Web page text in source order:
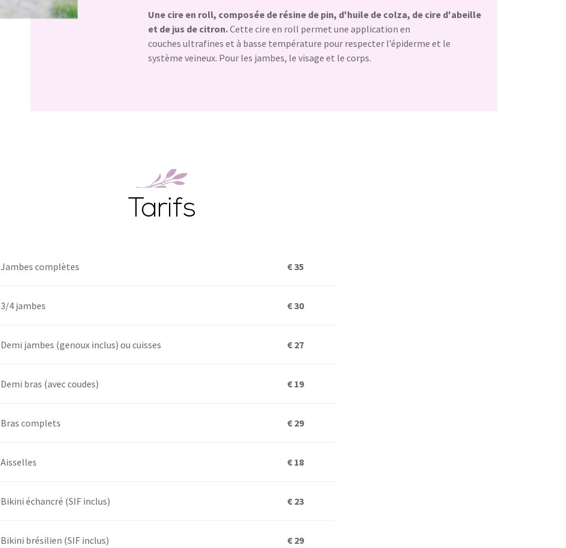
Une cire en roll, composée de résine de pin, d'huile de colza, de cire d'abeille
et de jus de citron.Cette cire en roll permet une application en
couches ultrafines et à basse température pour respecter l’épiderme et le
système veineux. Pour les jambes, le visage et le corps.
Tarifs
Jambes complètes € 35
3/4 jambes € 30
Demi jambes (genoux inclus) ou cuisses € 27
Demi bras (avec coudes) € 19
Bras complets € 29
Aisselles € 18
Bikini échancré (SIF inclus) € 23
Bikini brésilien (SIF inclus) € 29